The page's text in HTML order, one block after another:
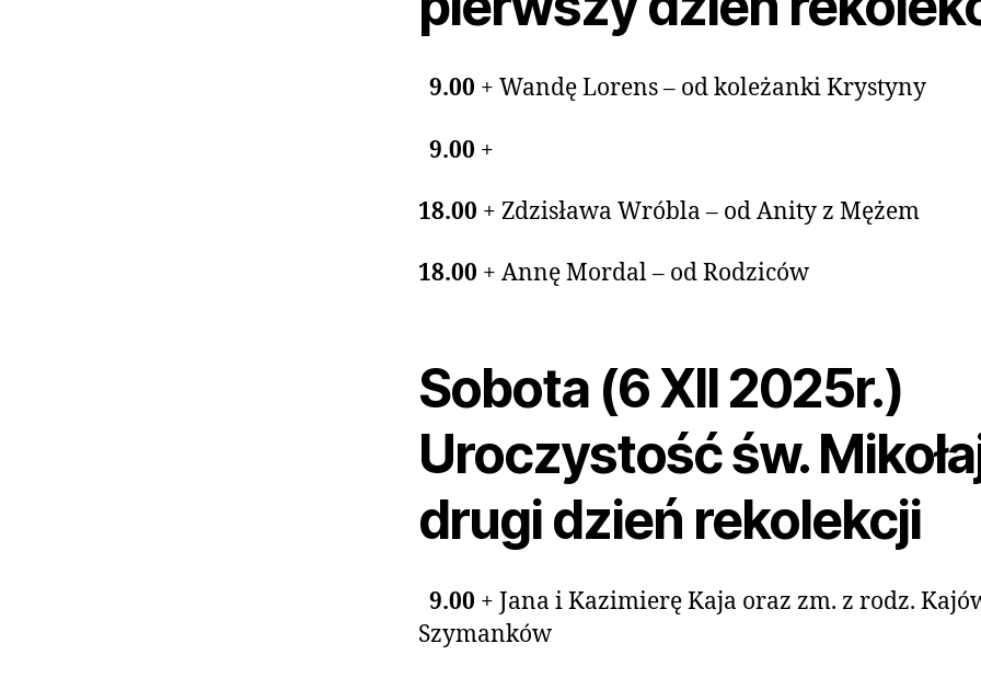
9.00 + Wandę Lorens – od koleżanki Krystyny
9.00 +
18.00 + Zdzisława Wróbla – od Anity z Mężem
18.00 + Annę Mordal – od Rodziców
Sobota (6 XII 2025r.)
Uroczystość św.
drugi dzień rekolekcji
9.00 + Jana i Kazimierę Kaja oraz zm. z rodz.
Szymanków